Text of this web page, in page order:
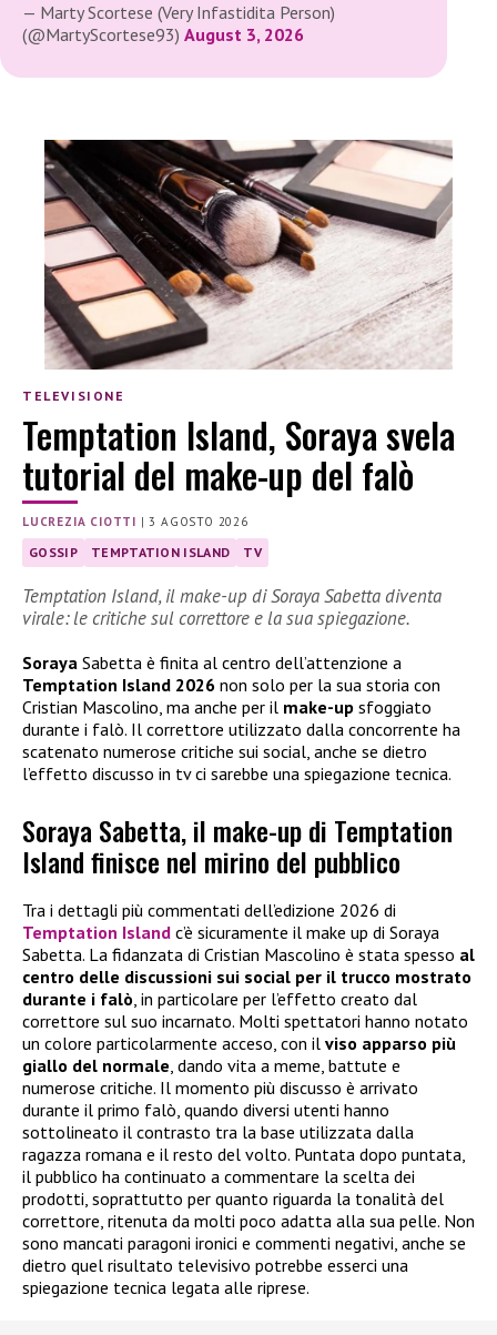
— Marty Scortese (Very Infastidita Person)
(@MartyScortese93) August 3, 2026
TELEVISIONE
Temptation Island, Soraya svela
tutorial del make-up del falò
LUCREZIA CIOTTI |3 AGOSTO 2026
GOSSIP TEMPTATION ISLAND TV
Temptation Island, il make-up di Soraya Sabetta diventa
virale: le critiche sul correttore e la sua spiegazione.
Soraya Sabetta è finita al centro dell’attenzione a
Temptation Island 2026 non solo per la sua storia con
Cristian Mascolino, ma anche per il make-up sfoggiato
durante i falò. Il correttore utilizzato dalla concorrente ha
scatenato numerose critiche sui social, anche se dietro
l’effetto discusso in tv ci sarebbe una spiegazione tecnica.
Soraya Sabetta, il make-up di Temptation
Island finisce nel mirino del pubblico
Tra i dettagli più commentati dell’edizione 2026 di
Temptation Island c’è sicuramente il make up di Soraya
Sabetta. La fidanzata di Cristian Mascolino è stata spesso al
centro delle discussioni sui social per il trucco mostrato
durante i falò , in particolare per l’effetto creato dal
correttore sul suo incarnato. Molti spettatori hanno notato
un colore particolarmente acceso, con il viso apparso più
giallo del normale , dando vita a meme, battute e
numerose critiche. Il momento più discusso è arrivato
durante il primo falò, quando diversi utenti hanno
sottolineato il contrasto tra la base utilizzata dalla
ragazza romana e il resto del volto. Puntata dopo puntata,
il pubblico ha continuato a commentare la scelta dei
prodotti, soprattutto per quanto riguarda la tonalità del
correttore, ritenuta da molti poco adatta alla sua pelle. Non
sono mancati paragoni ironici e commenti negativi, anche se
dietro quel risultato televisivo potrebbe esserci una
spiegazione tecnica legata alle riprese.